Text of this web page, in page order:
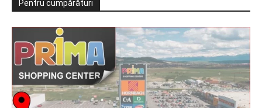
Pentru cumpărături